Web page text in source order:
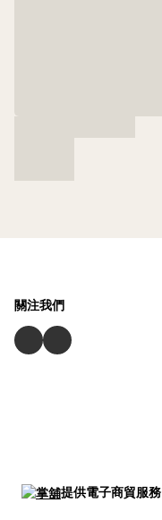
關注我們
提供電子商貿服務